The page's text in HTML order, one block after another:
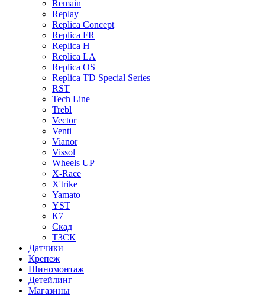
Remain
Replay
Replica Concept
Replica FR
Replica H
Replica LA
Replica OS
Replica TD Special Series
RST
Tech Line
Trebl
Vector
Venti
Vianor
Vissol
Wheels UP
X-Race
X'trike
Yamato
YST
К7
Скад
ТЗСК
Датчики
Крепеж
Шиномонтаж
Детейлинг
Магазины